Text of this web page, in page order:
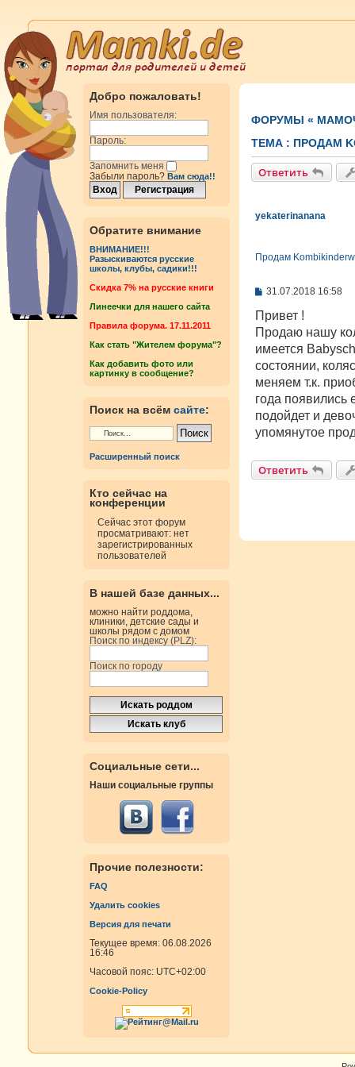
Добро пожаловать!
Имя пользователя:
Пароль:
Запомнить меня
Забыли пароль? Вам сюда!!
Обратите внимание
ВНИМАНИЕ!!!
Разыскиваются русские
школы, клубы, садики!!!
Cкидка 7% на русские книги
Линеечки для нашего сайта
Правила форума. 17.11.2011
Как стать "Жителем форума"?
Как добавить фото или
картинку в сообщение?
Поиск на всём сайте:
Расширенный поиск
Кто сейчас на
конференции
Сейчас этот форум
просматривают: нет
зарегистрированных
пользователей
В нашей базе данных...
можно найти роддома,
клиники, детские сады и
школы рядом с домом
Поиск по индексу (PLZ):
Поиск по городу
Социальные сети...
Наши социальные группы
Прочие полезности:
FAQ
Удалить cookies
Версия для печати
Текущее время: 06.08.2026
16:46
Часовой пояс: UTC+02:00
Cookie-Policy
ФОРУМЫ «
ТЕМА : ПРОДАМ
Ответить
yekaterinanana
Продам
С
о
б
щ
е
и
е
31.07.2018 16:58
Привет !
Продаю нашу
имеется
состоянии,
меняем т.к.
года появились
подойдет и
упомянутое
Ответить